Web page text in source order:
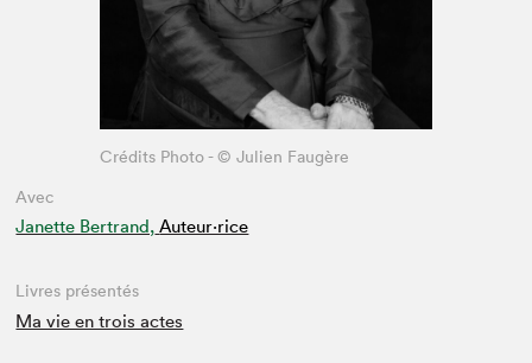
Avec
Janette Bertrand, Auteur·rice
Crédits Photo - © Julien Faugère
Livres présentés
Ma vie en trois actes